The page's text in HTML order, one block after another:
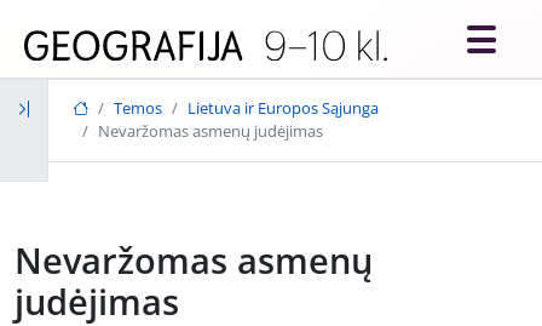
Temos
Lietuva ir Europos Sąjunga
Nevaržomas asmenų judėjimas
Nevaržomas asmenų
judėjimas